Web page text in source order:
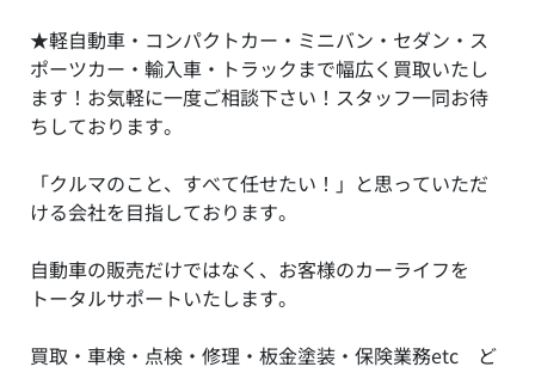
★軽自動車・コンパクトカー・ミニバン・セダン・ス
ポーツカー・輸入車・トラックまで幅広く買取いたし
ます！お気軽に一度ご相談下さい！スタッフ一同お待
ちしております。
「クルマのこと、すべて任せたい！」と思っていただ
ける会社を目指しております。
自動車の販売だけではなく、お客様のカーライフを
トータルサポートいたします。
買取・車検・点検・修理・板金塗装・保険業務etc ど